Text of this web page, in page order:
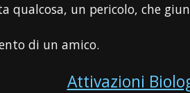
qualcosa, un pericolo, che
di un amico.
Attivazioni